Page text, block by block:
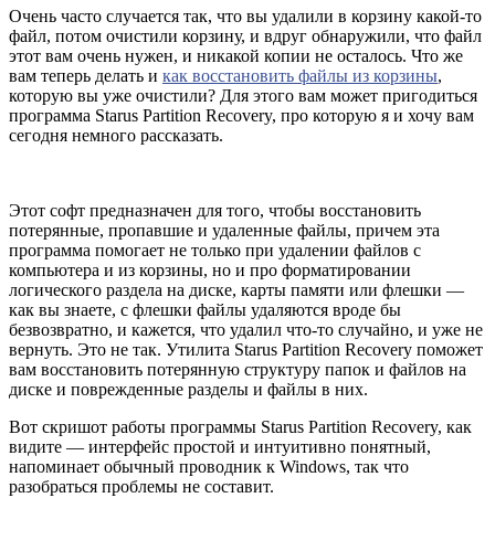
Очень часто случается так, что вы удалили в корзину какой-то
файл, потом очистили корзину, и вдруг обнаружили, что файл
этот вам очень нужен, и никакой копии не осталось. Что же
вам теперь делать и как восстановить файлы из корзины,
которую вы уже очистили? Для этого вам может пригодиться
программа Starus Partition Recovery, про которую я и хочу вам
сегодня немного рассказать.
Этот софт предназначен для того, чтобы восстановить
потерянные, пропавшие и удаленные файлы, причем эта
программа помогает не только при удалении файлов с
компьютера и из корзины, но и про форматировании
логического раздела на диске, карты памяти или флешки —
как вы знаете, с флешки файлы удаляются вроде бы
безвозвратно, и кажется, что удалил что-то случайно, и уже не
вернуть. Это не так. Утилита Starus Partition Recovery поможет
вам восстановить потерянную структуру папок и файлов на
диске и поврежденные разделы и файлы в них.
Вот скришот работы программы Starus Partition Recovery, как
видите — интерфейс простой и интуитивно понятный,
напоминает обычный проводник к Windows, так что
разобраться проблемы не составит.